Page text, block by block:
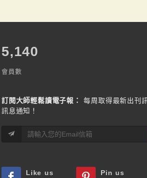
6,565
會員數
訂閱大師輕鬆讀電子報：
每周取得最新出刊
訊息通知！
Like us Pin us